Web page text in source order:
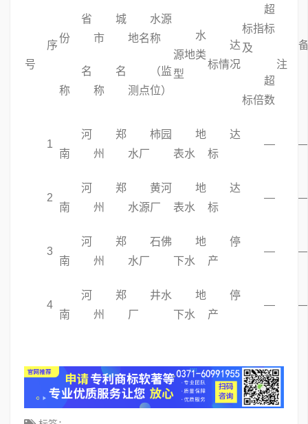
序
号
省
份
名
称
城
市
名
称
水源
地名称
（监
测点位）
水
源地类
型
达
标情况
超
标指标
及
超
标倍数
注
1
河
南
郑
州
柿园
水厂
地
表水
达
标
—
2
河
南
郑
州
黄河
水源厂
地
表水
达
标
—
3
河
南
郑
州
石佛
水厂
地
下水
停
产
—
4
河
南
郑
州
井水
厂
地
下水
停
产
—